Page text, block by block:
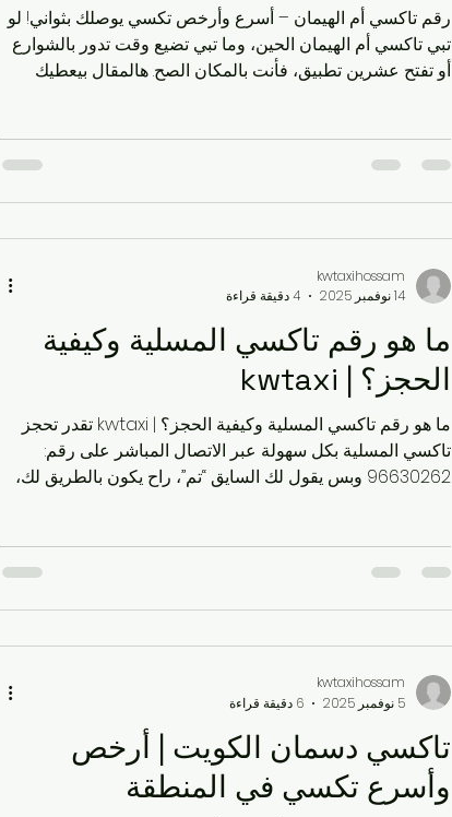
رقم تاكسي أم الهيمان – أسرع وأرخص تكسي يوصلك بثواني! لو
تبي تاكسي أم الهيمان الحين، وما تبي تضيع وقت تدور بالشوارع
أو تفتح عشرين تطبيق، فأنت بالمكان الصح. هالمقال بيعطيك
بنسولف سوالف بيتوتية ونعطيك كل اللي تحتاجه… وبالأخير رقم
واحد بس تتصل عليه وتنتهي القصة: 96630262 ليش الناس كلها
تختار تاكسي أم الهيمان من kwtaxi؟ يا جماعة والله ما نبالغ، من
ما هو رقم تاكسي المسلية وكيفية
الحجز؟ | kwtaxi
ما هو رقم تاكسي المسلية وكيفية الحجز؟ | kwtaxi تقدر تحجز
تاكسي المسلية بكل سهولة عبر الاتصال المباشر على رقم:
96630262 وبس يقول لك السايق “تم”، راح يكون بالطريق لك،
شغلات، بس اتصال سريع وخلاص. اتصل الحين: 96630262 رقم
تاكسي المسلية وكيفية الحجز مع أفضل خدمة مشاوير في
المنطقة أهل المسيلة يعرفون هالشي: لما تكون مستعجل وودك
kwtaxihossam
14 نوفمبر 2025
4 دقيقة قراءة
تاكسي دسمان الكويت | أرخص
وأسرع تكسي في المنطقة
kwtaxihossam
5 نوفمبر 2025
6 دقيقة قراءة